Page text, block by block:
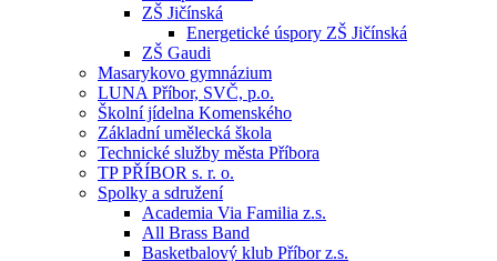
ZŠ Jičínská
Energetické úspory ZŠ Jičínská
ZŠ Gaudi
Masarykovo gymnázium
LUNA Příbor, SVČ, p.o.
Školní jídelna Komenského
Základní umělecká škola
Technické služby města Příbora
TP PŘÍBOR s. r. o.
Spolky a sdružení
Academia Via Familia z.s.
All Brass Band
Basketbalový klub Příbor z.s.